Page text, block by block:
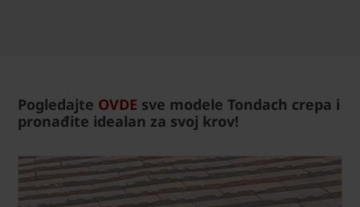
Pogledajte OVDE sve modele Tondach crepa i
pronađite idealan za svoj krov!